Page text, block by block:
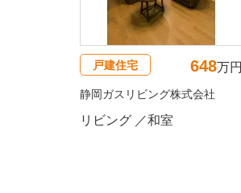
戸建住宅 648万円
静岡ガスリビング株式会社
リビング ／和室